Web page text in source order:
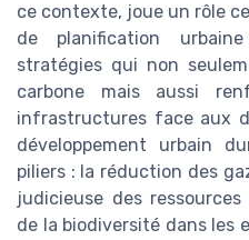
ce contexte, joue un rôle
de planification
stratégies qui non
carbone mais aussi
infrastructures face aux
développement urbain
piliers : la réduction des
judicieuse des
de la biodiversité dans les